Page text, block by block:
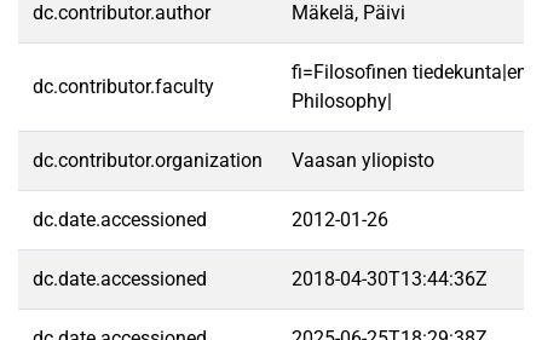
dc.contributor.author Mäkelä, Päivi
dc.contributor.faculty
fi=Filosofinen
Philosophy|
dc.contributor.organization Vaasan yliopisto
dc.date.accessioned 2012-01-26
dc.date.accessioned 2018-04-30T13:44:36Z